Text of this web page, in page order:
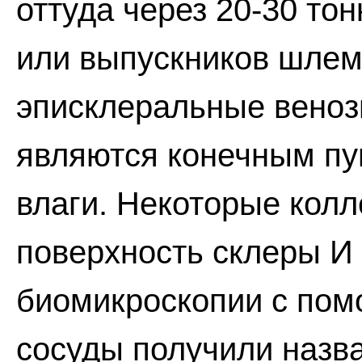
оттуда через 20-30
или выпускников
эписклеральные
являются конечным
влаги. Некоторые
поверхность склеры
биомикроскопии с
сосуды получили